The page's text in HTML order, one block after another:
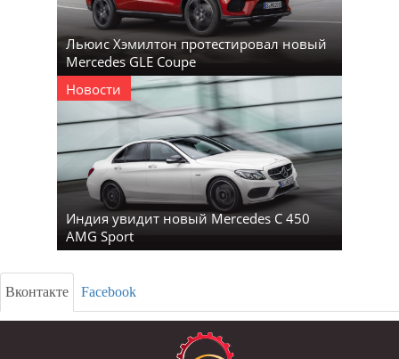
Льюис Хэмилтон протестировал новый
Mercedes GLE Coupe
Новости
Индия увидит новый Mercedes C 450
AMG Sport
Вконтакте Facebook